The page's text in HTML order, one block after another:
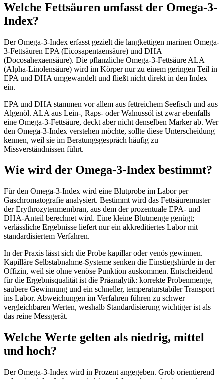
Welche Fettsäuren umfasst der Omega-3-
Index?
Der Omega-3-Index erfasst gezielt die langkettigen marinen Omega-
3-Fettsäuren EPA (Eicosapentaensäure) und DHA
(Docosahexaensäure). Die pflanzliche Omega-3-Fettsäure ALA
(Alpha-Linolensäure) wird im Körper nur zu einem geringen Teil in
EPA und DHA umgewandelt und fließt nicht direkt in den Index
ein.
EPA und DHA stammen vor allem aus fettreichem Seefisch und aus
Algenöl. ALA aus Lein-, Raps- oder Walnussöl ist zwar ebenfalls
eine Omega-3-Fettsäure, deckt aber nicht denselben Marker ab. Wer
den Omega-3-Index verstehen möchte, sollte diese Unterscheidung
kennen, weil sie im Beratungsgespräch häufig zu
Missverständnissen führt.
Wie wird der Omega-3-Index bestimmt?
Für den Omega-3-Index wird eine Blutprobe im Labor per
Gaschromatografie analysiert. Bestimmt wird das Fettsäuremuster
der Erythrozytenmembran, aus dem der prozentuale EPA- und
DHA-Anteil berechnet wird. Eine kleine Blutmenge genügt;
verlässliche Ergebnisse liefert nur ein akkreditiertes Labor mit
standardisiertem Verfahren.
In der Praxis lässt sich die Probe kapillar oder venös gewinnen.
Kapilläre Selbstabnahme-Systeme senken die Einstiegshürde in der
Offizin, weil sie ohne venöse Punktion auskommen. Entscheidend
für die Ergebnisqualität ist die Präanalytik: korrekte Probenmenge,
saubere Gewinnung und ein schneller, temperaturstabiler Transport
ins Labor. Abweichungen im Verfahren führen zu schwer
vergleichbaren Werten, weshalb Standardisierung wichtiger ist als
das reine Messgerät.
Welche Werte gelten als niedrig, mittel
und hoch?
Der Omega-3-Index wird in Prozent angegeben. Grob orientierend